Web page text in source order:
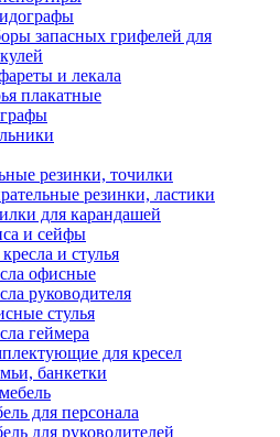
запасных грифелей для
и лекала
плакатные
резинки, точилки
резинки, ластики
для карандашей
и сейфы
и стулья
офисные
руководителя
стулья
геймера
для кресел
банкетки
для персонала
для руководителей